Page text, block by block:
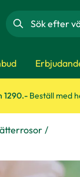
Sök
1290.- Beställ med